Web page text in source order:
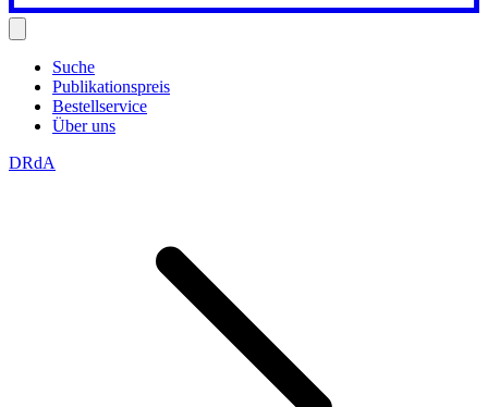
Suche
Publikationspreis
Bestellservice
Über uns
DRdA